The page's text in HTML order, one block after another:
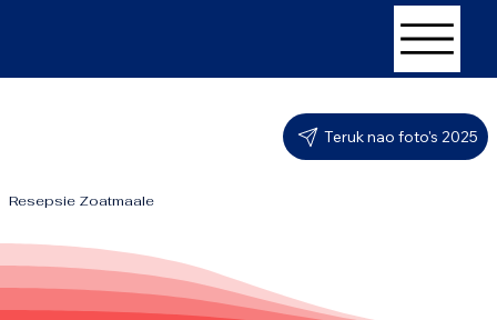
Resepsie Zoatmaale
Teruk nao foto's 2025